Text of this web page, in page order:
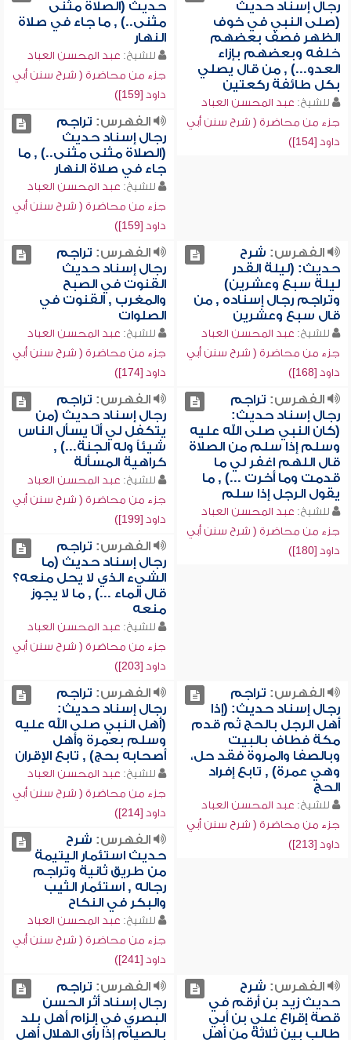
رجال إسناد حديث
(صلى النبي في خوف
الظهر فصف بعضهم
خلفه وبعضهم بإزاء
العدو...) , من قال يصلي
بكل طائفة ركعتين
للشيخ: عبد المحسن العباد
جزء من محاضرة ( شرح سنن أبي
داود [154])
حديث (الصلاة مثنى
مثنى..) , ما جاء في صلاة
النهار
للشيخ: عبد المحسن العباد
جزء من محاضرة ( شرح سنن أبي
داود [159])
الفهرس: تراجم
رجال إسناد حديث
(الصلاة مثنى مثنى..) , ما
جاء في صلاة النهار
للشيخ: عبد المحسن العباد
جزء من محاضرة ( شرح سنن أبي
داود [159])
الفهرس: شرح
حديث: (ليلة القدر
ليلة سبع وعشرين)
وتراجم رجال إسناده , من
قال سبع وعشرين
للشيخ: عبد المحسن العباد
جزء من محاضرة ( شرح سنن أبي
داود [168])
الفهرس: تراجم
رجال إسناد حديث
القنوت في الصبح
والمغرب , القنوت في
الصلوات
للشيخ: عبد المحسن العباد
جزء من محاضرة ( شرح سنن أبي
داود [174])
الفهرس: تراجم
رجال إسناد حديث:
(كان النبي صلى الله عليه
وسلم إذا سلم من الصلاة
قال اللهم اغفر لي ما
قدمت وما أخرت ...) , ما
يقول الرجل إذا سلم
للشيخ: عبد المحسن العباد
جزء من محاضرة ( شرح سنن أبي
داود [180])
الفهرس: تراجم
رجال إسناد حديث (من
يتكفل لي ألّا يسأل الناس
شيئاً وله الجنة...) ,
كراهية المسألة
للشيخ: عبد المحسن العباد
جزء من محاضرة ( شرح سنن أبي
داود [199])
الفهرس: تراجم
رجال إسناد حديث (ما
الشيء الذي لا يحل منعه؟
قال الماء ...) , ما لا يجوز
منعه
للشيخ: عبد المحسن العباد
جزء من محاضرة ( شرح سنن أبي
داود [203])
الفهرس: تراجم
رجال إسناد حديث: (إذا
أهل الرجل بالحج ثم قدم
مكة فطاف بالبيت
وبالصفا والمروة فقد حل،
وهي عمرة) , تابع إفراد
الحج
للشيخ: عبد المحسن العباد
جزء من محاضرة ( شرح سنن أبي
داود [213])
الفهرس: تراجم
رجال إسناد حديث:
(أهل النبي صلى الله عليه
وسلم بعمرة وأهل
أصحابه بحج) , تابع الإقران
للشيخ: عبد المحسن العباد
جزء من محاضرة ( شرح سنن أبي
داود [214])
الفهرس: شرح
حديث استئمار اليتيمة
من طريق ثانية وتراجم
رجاله , استئمار الثيب
والبكر في النكاح
للشيخ: عبد المحسن العباد
جزء من محاضرة ( شرح سنن أبي
داود [241])
الفهرس: شرح
حديث زيد بن أرقم في
قصة إقراع علي بن أبي
طالب بين ثلاثة من أهل
الفهرس: تراجم
رجال إسناد أثر الحسن
البصري في إلزام أهل بلد
بالصيام إذا رأى الهلال أهل